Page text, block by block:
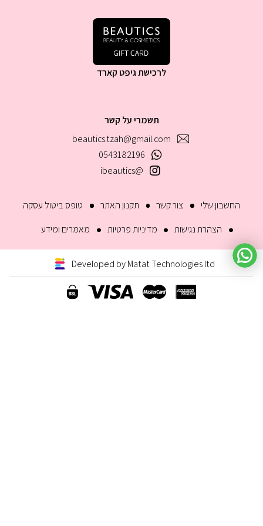
החשבון שלי צור קשר תקנון האתר
טופס ביטול עסקה
הצהרת נגישות
מדיניות פרטיות מאמרים ומידע
תשמרי על קשר
beautics.tzah@gmail.com
0543182196
@ibeautics
לרכישת גיפט קארד
Developed by Matat Technologies ltd